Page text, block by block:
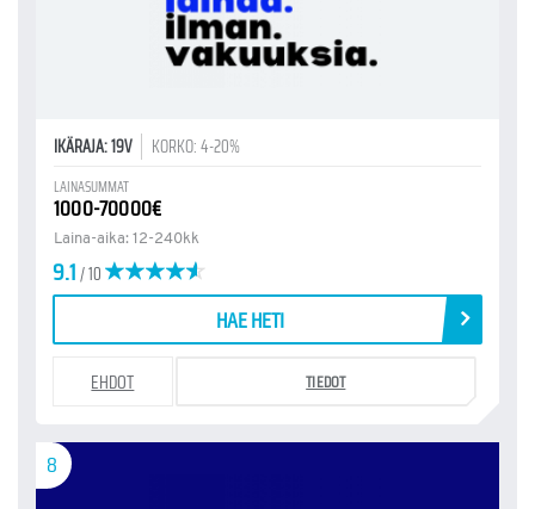
IKÄRAJA: 19V KORKO: 4-20%
LAINASUMMAT
1000-70000€
Laina-aika: 12-240kk
9.1/ 10
HAE HETI
EHDOT TIEDOT
8